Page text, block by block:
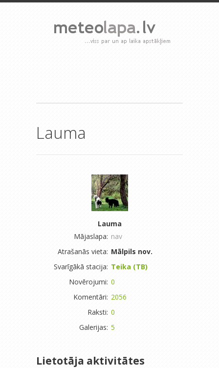
Lauma
Lauma
Mājaslapa: nav
Atrašanās vieta: Mālpils nov.
Svarīgākā stacija: Teika (TB)
Novērojumi: 0
Komentāri: 2056
Raksti: 0
Galerijas: 5
Lietotāja aktivitātes